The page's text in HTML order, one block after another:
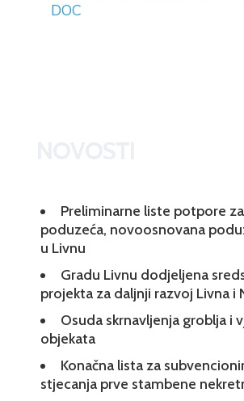
DOC
Preliminarne liste potpore
poduzeća, novoosnovana
u Livnu
Gradu Livnu dodjeljena
projekta za daljnji razvoj Livna i
Osuda skrnavljenja groblja i
objekata
Konačna lista za
stjecanja prve stambene